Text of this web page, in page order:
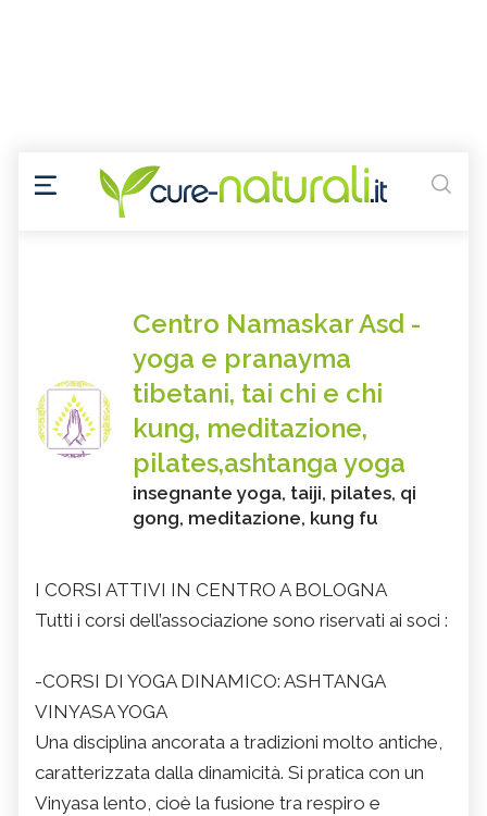
Centro Namaskar Asd -
yoga e pranayma
tibetani, tai chi e chi
kung, meditazione,
pilates,ashtanga yoga
insegnante yoga, taiji, pilates, qi
gong, meditazione, kung fu
I CORSI ATTIVI IN CENTRO A BOLOGNA
Tutti i corsi dell’associazione sono riservati ai soci :
-CORSI DI YOGA DINAMICO: ASHTANGA
VINYASA YOGA
Una disciplina ancorata a tradizioni molto antiche,
caratterizzata dalla dinamicità. Si pratica con un
Vinyasa lento, cioè la fusione tra respiro e